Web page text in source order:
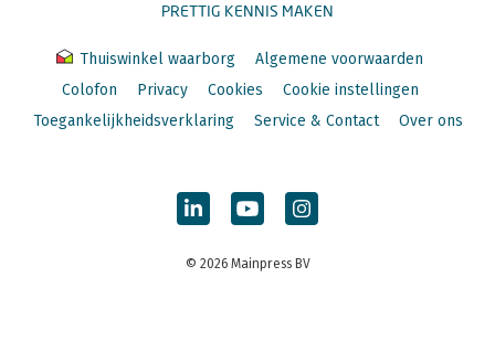
PRETTIG KENNIS MAKEN
Thuiswinkel waarborg
Algemene voorwaarden
Colofon
Privacy Cookies
Cookie instellingen
Toegankelijkheidsverklaring
Service & Contact Over ons
© 2026 Mainpress BV